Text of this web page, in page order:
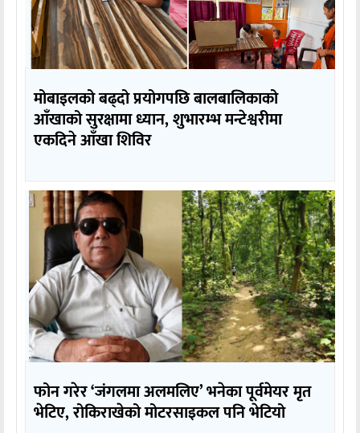
मोबाइलको बढ्दो प्रयोगपछि बालबालिकाको
आँखाको सुरक्षामा ध्यान, शुभारम्भ मन्टेश्वरीमा
एकदिने आँखा शिविर
फोन गरेर ‘जंगलमा अलमलिए’ भनेका पूर्वमेयर मृत
भेटिए, रोकिराखेको मोटरसाइकल पनि भेटियो